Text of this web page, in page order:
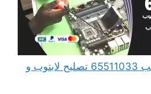
مهندس كمبيوتر النويصيب 65511033 تصليح لابتوب و